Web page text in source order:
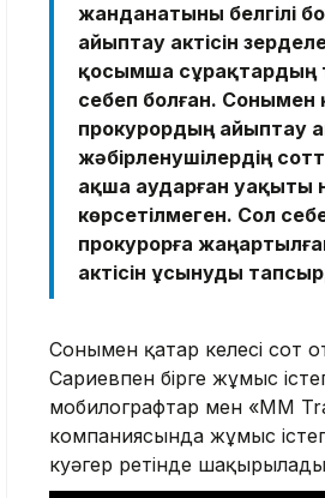
жанданатыны белгілі
айыптау актісін
қосымша сұрақтардың
себеп болған. Сонымен
прокурордың айыптау
жәбірленушілердің
ақша аударған уақыты
көрсетілмеген. Сол
прокурорға
актісін ұсынуды
Сонымен қатар келесі сот
Сариевпен бірге жұмыс
мобилографтар мен «MM
компаниясында жұмыс
куәгер ретінде